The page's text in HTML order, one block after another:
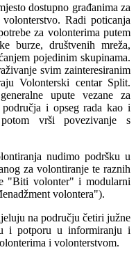
dostupno građanima za
Radi poticanja
za volonterima putem
burze, društvenih mreža,
pojedinim skupinama.
svim zainteresiranim
Volonterski centar Split.
upute vezane za
i opseg rada kao i
vrši povezivanje s
nudimo podršku u
za volontiranje te raznih
"Biti volonter" i modularni
volontera").
na području četiri južne
i potporu u informiranju i
i volonterstvom.